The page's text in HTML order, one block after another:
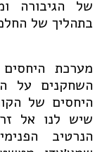
של הגיבורה
בתהליך של
מערכת
השחקנים על
היחסים של
שיש לנו אל
הנרטיב